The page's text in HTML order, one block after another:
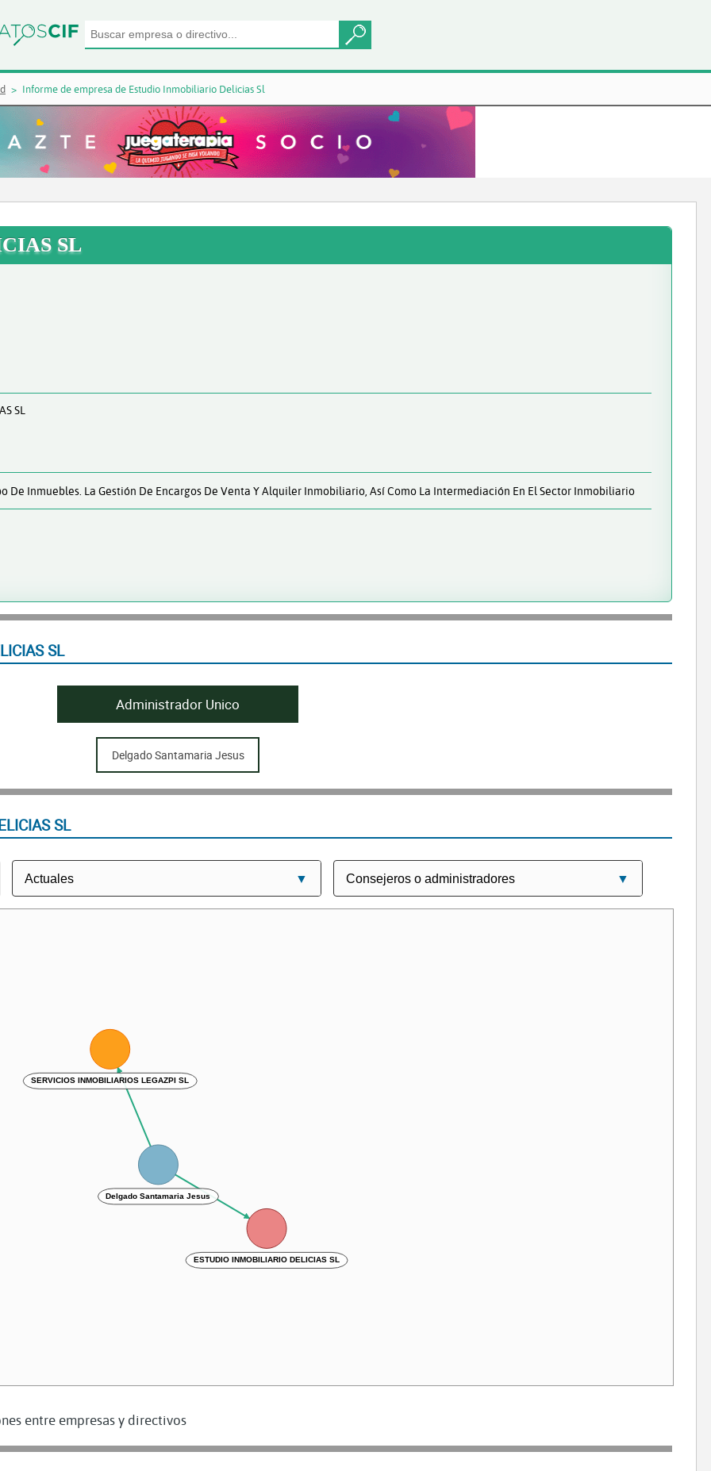
Informe de empresa de Estudio Inmobiliario Delicias Sl
SL
SL
De Inmuebles. La Gestión De Encargos De Venta Y Alquiler Inmobiliario, Así Como La Intermediación En El Sector Inmobiliario
SL
Administrador Unico
Delgado Santamaria Jesus
SL
ESTUDIO INMOBILIARIO DELICIAS SL
Delgado Santamaria Jesus
SERVICIOS INMOBILIARIOS LEGAZPI SL
entre empresas y directivos